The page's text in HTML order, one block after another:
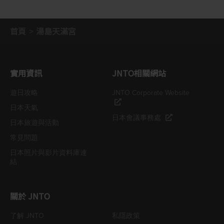
實用資訊 JNTO相關網站
關於 JNTO